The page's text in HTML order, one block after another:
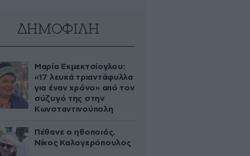
ΔΗΜΟΦΙΛΗ
Μαρία Εκμεκτσίογλου:
«17 λευκά τριαντάφυλλα
για έναν χρόνο» από τον
σύζυγό της στην
Κωνσταντινούπολη
Πέθανε ο ηθοποιός,
Νίκος Καλογερόπουλος